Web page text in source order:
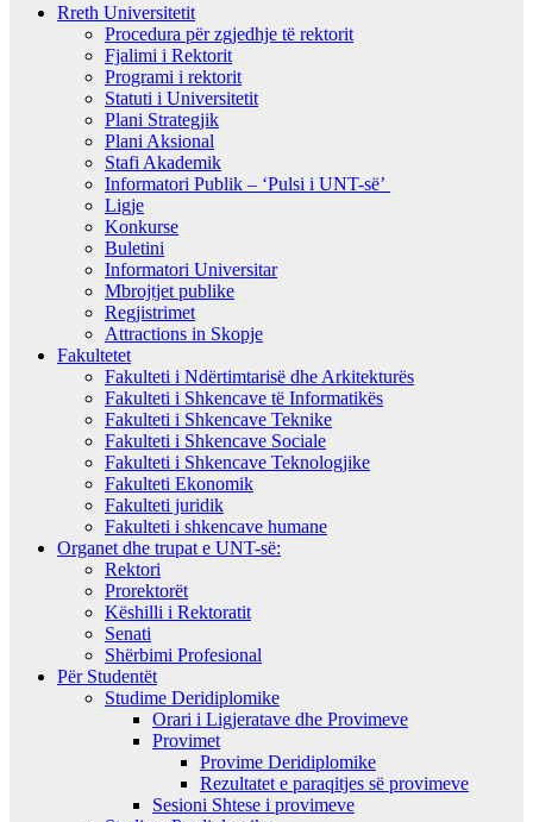
Rreth Universitetit
Procedura për zgjedhje të rektorit
Fjalimi i Rektorit
Programi i rektorit
Statuti i Universitetit
Plani Strategjik
Plani Aksional
Stafi Akademik
Informatori Publik – ‘Pulsi i UNT-së’
Ligje
Konkurse
Buletini
Informatori Universitar
Mbrojtjet publike
Regjistrimet
Attractions in Skopje
Fakultetet
Fakulteti i Ndërtimtarisë dhe Arkitekturës
Fakulteti i Shkencave të Informatikës
Fakulteti i Shkencave Teknike
Fakulteti i Shkencave Sociale
Fakulteti i Shkencave Teknologjike
Fakulteti Ekonomik
Fakulteti juridik
Fakulteti i shkencave humane
Organet dhe trupat e UNT-së:
Rektori
Prorektorët
Këshilli i Rektoratit
Senati
Shërbimi Profesional
Për Studentët
Studime Deridiplomike
Orari i Ligjeratave dhe Provimeve
Provimet
Provime Deridiplomike
Rezultatet e paraqitjes së provimeve
Sesioni Shtese i provimeve